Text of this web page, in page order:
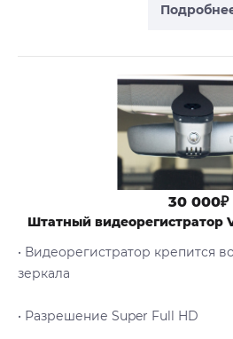
30 000₽
Штатный видеорегистратор
• Видеорегистратор крепится
зеркала
• Разрешение Super Full HD